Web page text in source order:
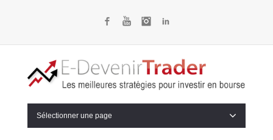
FacebookYouTubeInstagram
Sélectionner une page